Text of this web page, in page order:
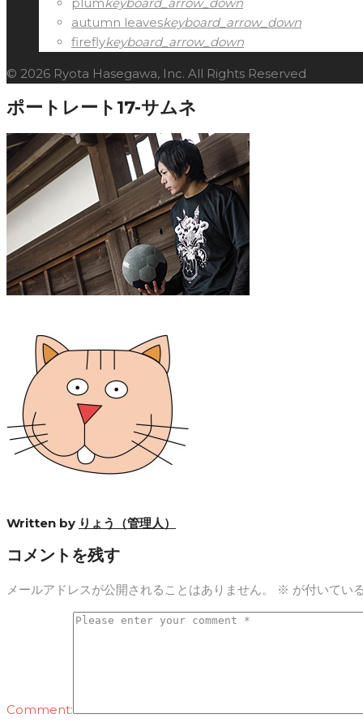
autumn leaveskeyboard_arrow_down
fireflykeyboard_arrow_down
© 2026 Ryota Hasegawa, Inc. All Rights Reserved
ポートレート17-サムネ
Written by りょう（管理人）
コメントを残す
メールアドレスが公開されることはありません。 ※ が付いてい
Comment: